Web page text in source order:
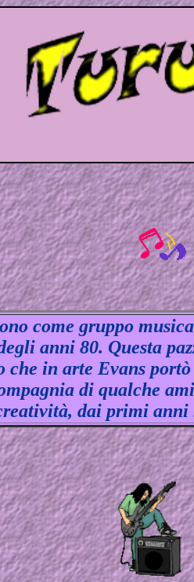
come gruppo
anni 80. Questa
che in arte Evans
di qualche
dai primi